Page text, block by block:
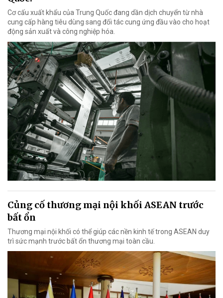
Cơ cấu xuất khẩu của Trung Quốc đang dần dịch chuyển từ nhà
cung cấp hàng tiêu dùng sang đối tác cung ứng đầu vào cho hoạt
động sản xuất và công nghiệp hóa.
Củng cố thương mại nội khối ASEAN trước
bất ổn
Thương mại nội khối có thể giúp các nền kinh tế trong ASEAN duy
trì sức mạnh trước bất ổn thương mại toàn cầu.